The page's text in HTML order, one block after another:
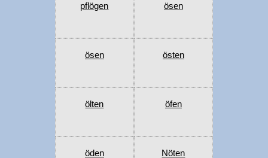
pflögen ösen
ösen östen
ölten öfen
öden Nöten